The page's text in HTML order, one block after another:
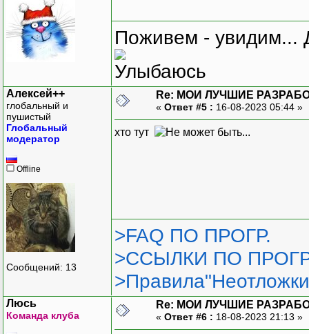
Поживем - увидим...
Алексей++
глобальный и
пушистый
Глобальный
модератор
Offline
Сообщений: 13
Re: МОИ ЛУЧШИЕ
« Ответ #5 : 16-08-2023 05:44 »
хто тут
>FAQ ПО ПРОГР.
>ССЫЛКИ ПО
Люсь
Команда клуба
Re: МОИ ЛУЧШИЕ
« Ответ #6 : 18-08-2023 21:13 »